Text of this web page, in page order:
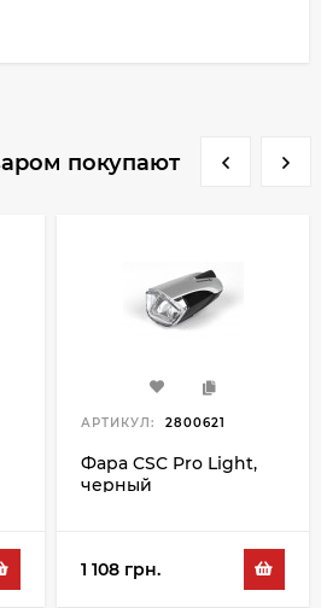
покупают
АРТИКУЛ: 2800621
Фара CSC Pro Light,
черный
1 108 грн.